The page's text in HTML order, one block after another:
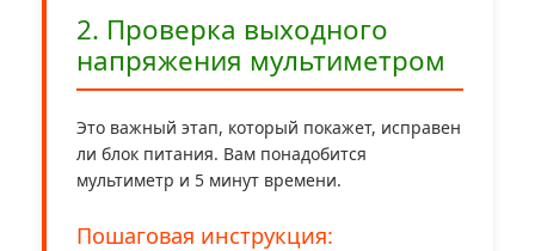
2. Проверка выходного
напряжения мультиметром
Это важный этап, который покажет, исправен
ли блок питания. Вам понадобится
мультиметр и 5 минут времени.
Пошаговая инструкция: